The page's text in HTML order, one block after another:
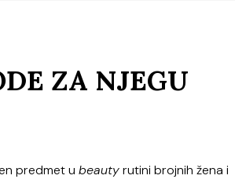
ZA NJEGU
predmet u beautyrutini brojnih žena i